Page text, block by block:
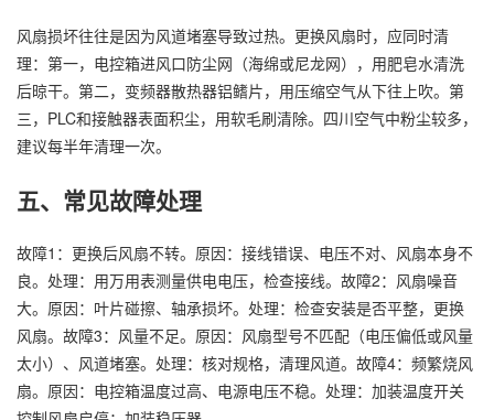
风扇损坏往往是因为风道堵塞导致过热。更换风扇时，应同时清
理：第一，电控箱进风口防尘网（海绵或尼龙网），用肥皂水清洗
后晾干。第二，变频器散热器铝鳍片，用压缩空气从下往上吹。第
三，PLC和接触器表面积尘，用软毛刷清除。四川空气中粉尘较多，
建议每半年清理一次。
五、常见故障处理
故障1：更换后风扇不转。原因：接线错误、电压不对、风扇本身不
良。处理：用万用表测量供电电压，检查接线。故障2：风扇噪音
大。原因：叶片碰擦、轴承损坏。处理：检查安装是否平整，更换
风扇。故障3：风量不足。原因：风扇型号不匹配（电压偏低或风量
太小）、风道堵塞。处理：核对规格，清理风道。故障4：频繁烧风
扇。原因：电控箱温度过高、电源电压不稳。处理：加装温度开关